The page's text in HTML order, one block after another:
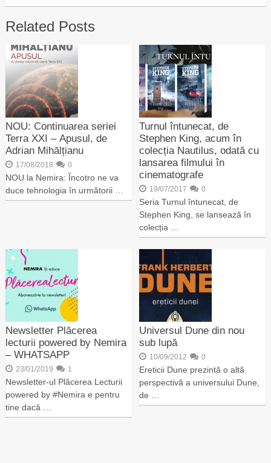
Related Posts
NOU: Continuarea seriei
Terra XXI – Apusul, de
Adrian Mihălțianu
17/08/2018 0
NOU la Nemira: Încotro ne va
duce tehnologia în următorii …
Turnul întunecat, de
Stephen King, acum în
colecția Nautilus, odată cu
lansarea filmului în
cinematografe
19/07/2017 0
Seria Turnul întunecat, de
Stephen King, se lansează în
colecția …
Newsletter Plăcerea
lecturii powered by Nemira
– WHATSAPP
23/01/2019 1
Newsletter-ul Plăcerea Lecturii
powered by #Nemira e pentru
tine dacă …
Universul Dune din nou
sub lupă
10/09/2012 0
Ereticii Dune prezintă o altă
perspectivă a universului Dune,
de …